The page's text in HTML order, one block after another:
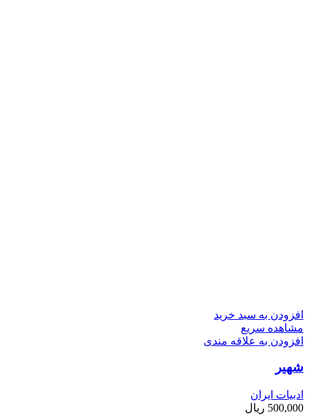
افزودن به سبد خرید
مشاهده سریع
افزودن به علاقه مندی
شهیر
ادبیات ایران
500,000 ریال